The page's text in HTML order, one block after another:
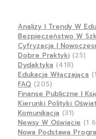
Analizy I Trendy W
Bezpieczeństwo W
Cyfryzacja I
Dobre Praktyki (25)
Dydaktyka (418)
Edukacja Włączająca
FAQ (205)
Finanse Publiczne I
Kierunki Polityki
Komunikacja (31)
Newsy W Oświacie (1
Nowa Podstawa